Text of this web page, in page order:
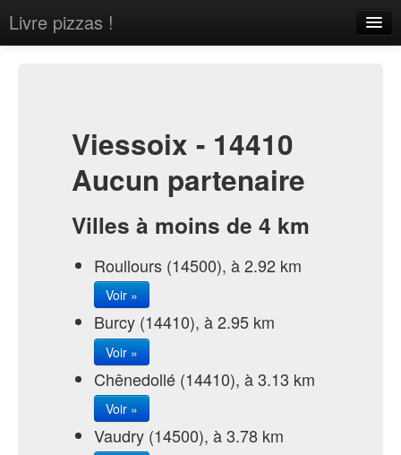
Livre pizzas !
Viessoix - 14410
Aucun partenaire
Villes à moins de 4 km
Roullours (14500), à 2.92 km
Voir »
Burcy (14410), à 2.95 km
Voir »
Chênedollé (14410), à 3.13 km
Voir »
Vaudry (14500), à 3.78 km